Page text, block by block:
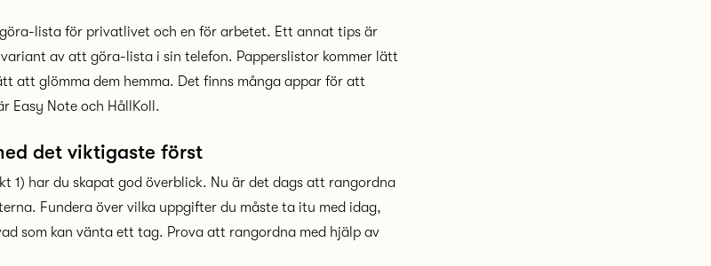
lista för privatlivet och en för arbetet. Ett annat tips är
av att göra-lista i sin telefon. Papperslistor kommer lätt
att glömma dem hemma. Det finns många appar för att
Easy Note och HållKoll.
det viktigaste först
1) har du skapat god överblick. Nu är det dags att rangordna
Fundera över vilka uppgifter du måste ta itu med idag,
som kan vänta ett tag. Prova att rangordna med hjälp av